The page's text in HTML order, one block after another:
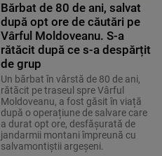
Bărbat de 80 de ani, salvat
după opt ore de căutări pe
Vârful Moldoveanu. S-a
rătăcit după ce s-a despărțit
de grup
Un bărbat în vârstă de 80 de ani,
rătăcit pe traseul spre Vârful
Moldoveanu, a fost găsit în viață
după o operațiune de salvare care
a durat opt ore, desfășurată de
jandarmii montani împreună cu
salvamontiștii argeșeni.